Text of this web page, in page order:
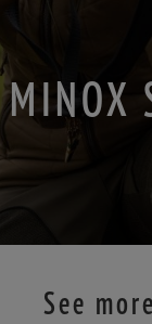
MINOX
See